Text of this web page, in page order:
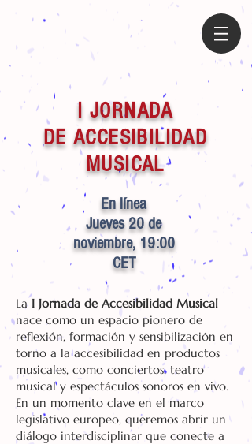
I JORNADA
DE ACCESIBILIDAD
MUSICAL
En línea
Jueves 20 de
noviembre, 19:00
CET
La I Jornada de Accesibilidad Musical
nace como un espacio pionero de
reflexión, formación y sensibilización en
torno a la accesibilidad en productos
musicales, como conciertos, teatro
musical y espectáculos sonoros en vivo.
En un momento clave en el marco
legislativo europeo, queremos abrir un
diálogo interdisciplinar que conecte a